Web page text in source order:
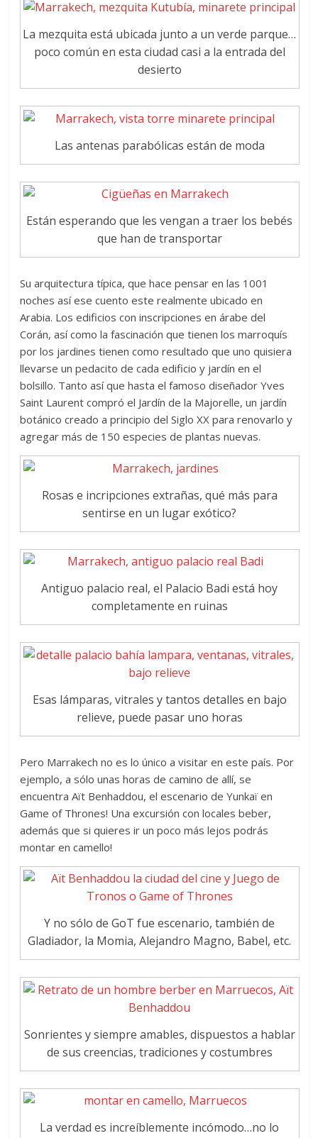
La mezquita está ubicada junto a un verde parque…
poco común en esta ciudad casi a la entrada del
desierto
Las antenas parabólicas están de moda
Están esperando que les vengan a traer los bebés
que han de transportar
Su arquitectura típica, que hace pensar en las 1001
noches así ese cuento este realmente ubicado en
Arabia. Los edificios con inscripciones en árabe del
Corán, así como la fascinación que tienen los marroquís
por los jardines tienen como resultado que uno quisiera
llevarse un pedacito de cada edificio y jardín en el
bolsillo. Tanto así que hasta el famoso diseñador Yves
Saint Laurent compró el Jardín de la Majorelle, un jardín
botánico creado a principio del Siglo XX para renovarlo y
agregar más de 150 especies de plantas nuevas.
Rosas e incripciones extrañas, qué más para
sentirse en un lugar exótico?
Antiguo palacio real, el Palacio Badi está hoy
completamente en ruinas
Esas lámparas, vitrales y tantos detalles en bajo
relieve, puede pasar uno horas
Pero Marrakech no es lo único a visitar en este país. Por
ejemplo, a sólo unas horas de camino de allí, se
encuentra Aït Benhaddou, el escenario de Yunkaï en
Game of Thrones! Una excursión con locales beber,
además que si quieres ir un poco más lejos podrás
montar en camello!
Y no sólo de GoT fue escenario, también de
Gladiador, la Momia, Alejandro Magno, Babel, etc.
Sonrientes y siempre amables, dispuestos a hablar
de sus creencias, tradiciones y costumbres
La verdad es increíblemente incómodo…no lo